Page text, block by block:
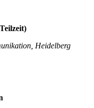
Heidelberg